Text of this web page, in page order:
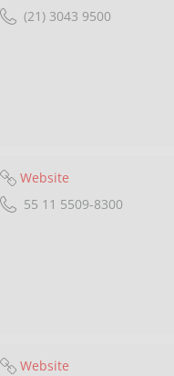
(21) 3043 9500
Website
55 11 5509-8300
Website